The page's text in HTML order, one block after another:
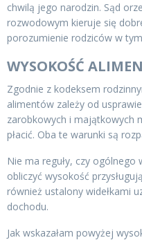
chwilą jego narodzin. Sąd
rozwodowym kieruje się
porozumienie rodziców w
WYSOKOŚĆ
Zgodnie z kodeksem
alimentów zależy od
zarobkowych i majątkowych
płacić. Oba te warunki są
Nie ma reguły, czy
obliczyć wysokość
również ustalony widełkami
dochodu.
Jak wskazałam powyżej